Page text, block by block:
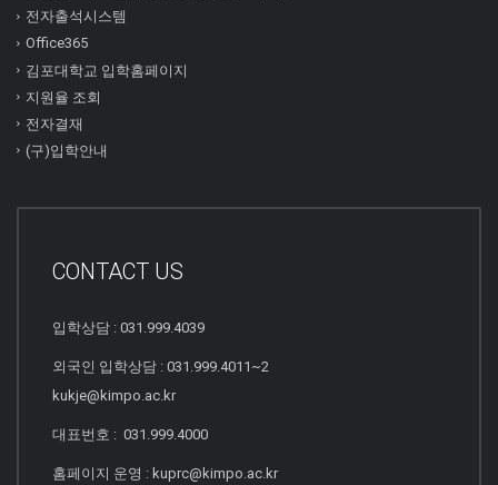
전자출석시스템
Office365
김포대학교 입학홈페이지
지원율 조회
전자결재
(구)입학안내
CONTACT US
입학상담 : 031.999.4039
외국인 입학상담 : 031.999.4011~2
kukje@kimpo.ac.kr
대표번호 : 031.999.4000
홈페이지 운영 : kuprc@kimpo.ac.kr